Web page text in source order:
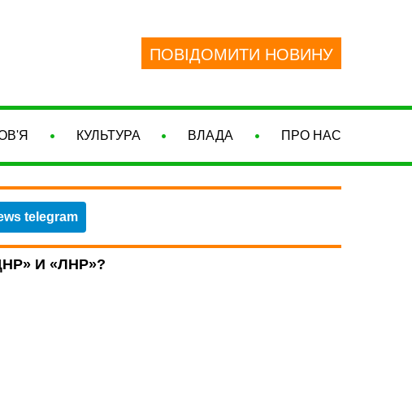
ПОВІДОМИТИ НОВИНУ
КУЛЬТУРА ВЛАДА ПРО НАС
telegram
И «ЛНР»?